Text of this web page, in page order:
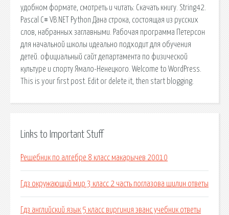
удобном формате, смотреть и читать: Скачать книгу. String42.
Pascal C# VB.NET Python Дана строка, состоящая из русских
слов, набранных заглавными. Рабочая программа Петерсон
для начальной школы идеально подходит для обучения
детей. официальный сайт департамента по физической
культуре и спорту Ямало-Ненецкого. Welcome to WordPress.
This is your first post. Edit or delete it, then start blogging.
Links to Important Stuff
Решебник по алгебре 8 класс макарычев 20010
Гдз окружающий мир 3 класс 2 часть поглазова шилин ответы
Гдз английский язык 5 класс виргиния эванс учебник ответы